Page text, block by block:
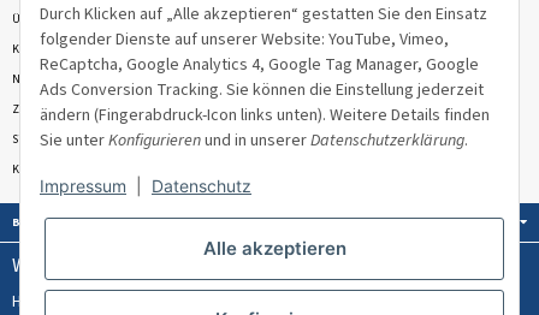
Über Venandi
Kontakt & Beratung
Newsletter
Zahlungsmöglichkeiten
Sitemap
Kundenbewertungen ★★★★★
Bezahlung:
Wissen & Ratgeber:
Hülsenlose Stretchfolie
Durch Klicken auf „Alle akzeptieren“ gestatten Sie den Einsatz
folgender Dienste auf unserer Website: YouTube, Vimeo,
ReCaptcha, Google Analytics 4, Google Tag Manager, Google
Ads Conversion Tracking. Sie können die Einstellung jederzeit
ändern (Fingerabdruck-Icon links unten). Weitere Details finden
Sie unterKonfigurierenund in unsererDatenschutzerklärung.
Impressum Datenschutz
Alle akzeptieren